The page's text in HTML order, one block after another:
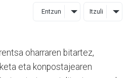
Entzun Itzuli
oharraren bitartez,
eta konpostajearen